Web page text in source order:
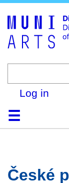
Log in
HomeBrowse
Search
České